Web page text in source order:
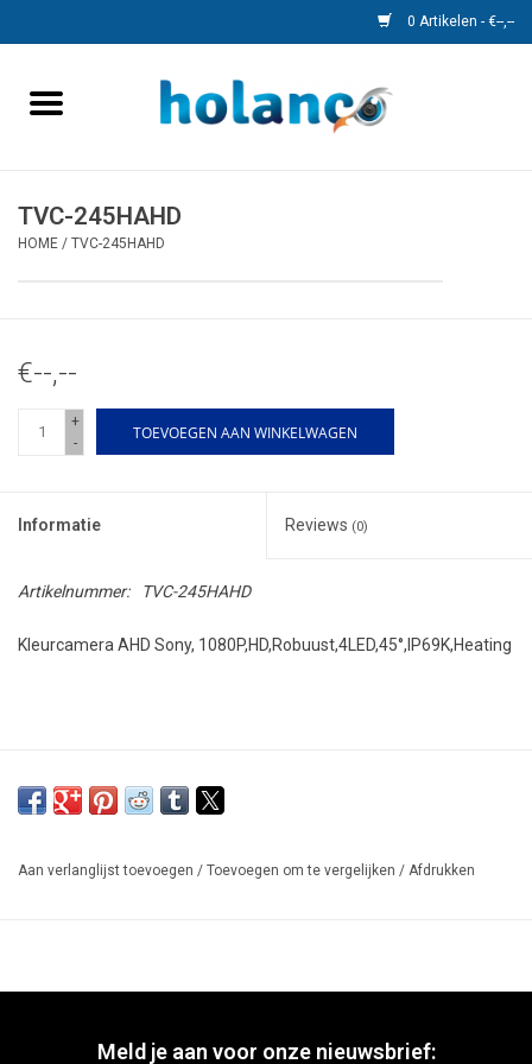
0 Artikelen - €--,--
Home
Camera's
Speedcontrol
Objectherkenning
Accessoires
TVC-245HAHD
HOME / TVC-245HAHD
€--,--
+
-
TOEVOEGEN AAN WINKELWAGEN
Informatie Reviews (0)
Artikelnummer: TVC-245HAHD
Kleurcamera AHD Sony, 1080P,HD,Robuust,4LED,45°,IP69K,Heating
Aan verlanglijst toevoegen / Toevoegen om te vergelijken / Afdrukken
Meld je aan voor onze nieuwsbrief: